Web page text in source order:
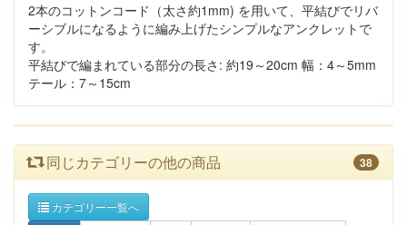
2本のコットンコード（太さ約1mm) を用いて、平結びでリバ
ーシブルになるように編み上げたシンプルなアンクレットで
す。
平結びで編まれている部分の長さ: 約19～20cm 幅：4～5mm
テール：7～15cm
同じカテゴリーの他の商品 38
カテゴリー一覧へ